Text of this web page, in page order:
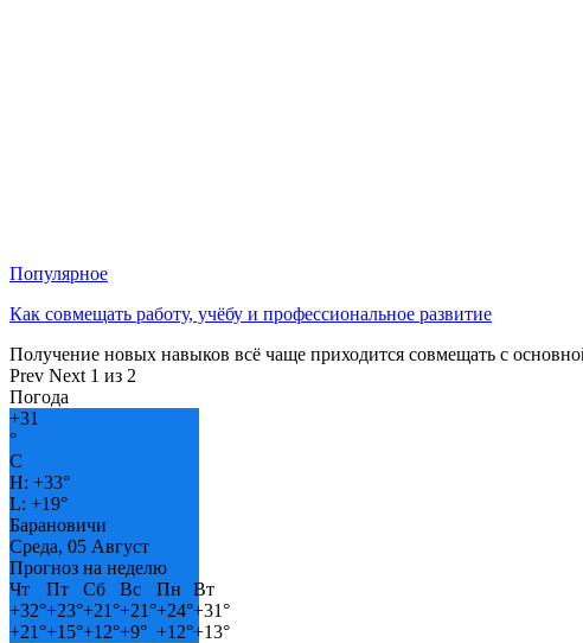
Популярное
Как совмещать работу, учёбу и профессиональное развитие
Получение новых навыков всё чаще приходится совмещать с
Prev Next 1 из 2
Погода
+31
°
C
H: +33°
L: +19°
Барановичи
Среда, 05 Август
Прогноз на неделю
Чт
Пт Сб Вс Пн
Вт
+32°+23°+21°+21°+24°+31°
+21°+15°+12°+9° +12°+13°